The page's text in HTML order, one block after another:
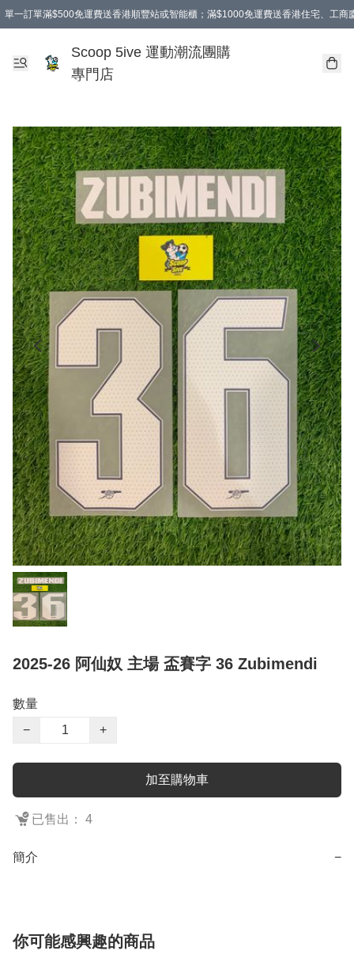
單一訂單滿$500免運費送香港順豐站或智能櫃；滿$1000免運費送香港住宅、工商
Scoop 5ive 運動潮流團購
專門店
2025-26 阿仙奴 主場 盃賽字 36 Zubimendi
數量
−
+
加至購物車
已售出： 4
簡介 −
你可能感興趣的商品